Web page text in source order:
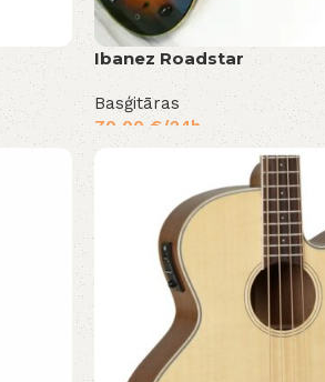
Ibanez Roadstar
Basģitāras
70,00 € /24h